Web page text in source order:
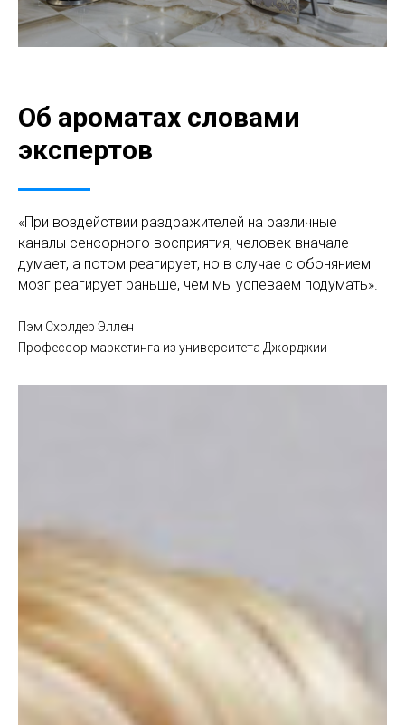
Об ароматах словами
экспертов
«При воздействии раздражителей на различные
каналы сенсорного восприятия, человек вначале
думает, а потом реагирует, но в случае с обонянием
мозг реагирует раньше, чем мы успеваем подумать».
Пэм Схолдер Эллен
Профессор маркетинга из университета Джорджии